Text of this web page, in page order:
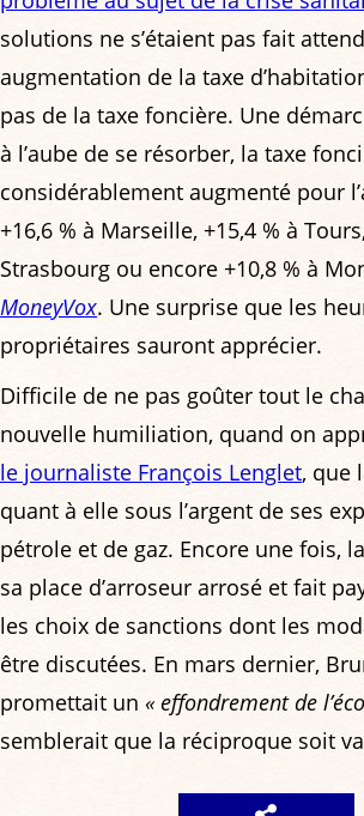
solutions ne s’étaient pas fait
augmentation de la taxe
pas de la taxe foncière. Une
à l’aube de se résorber, la taxe
considérablement augmenté pour
+16,6 % à Marseille, +15,4 % à
Strasbourg ou encore +10,8 % à
MoneyVox. Une surprise que les
propriétaires sauront apprécier.
Difficile de ne pas goûter tout le
nouvelle humiliation, quand on
le journaliste François Lenglet, que
quant à elle sous l’argent de ses
pétrole et de gaz. Encore une fois,
sa place d’arroseur arrosé et fait
les choix de sanctions dont les
être discutées. En mars dernier,
promettait un « effondrement de
semblerait que la réciproque soit